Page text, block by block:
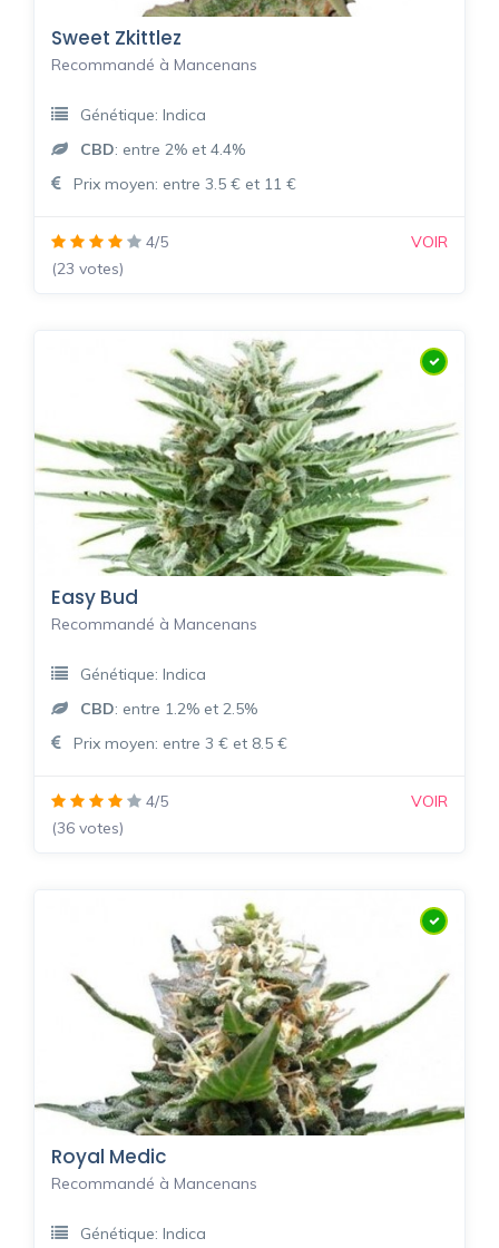
Sweet Zkittlez
Recommandé à Mancenans
Génétique: Indica
CBD: entre 2% et 4.4%
Prix moyen: entre 3.5 € et 11 €
4/5
(23 votes)
VOIR
Easy Bud
Recommandé à Mancenans
Génétique: Indica
CBD: entre 1.2% et 2.5%
Prix moyen: entre 3 € et 8.5 €
4/5
(36 votes)
VOIR
Royal Medic
Recommandé à Mancenans
Génétique: Indica